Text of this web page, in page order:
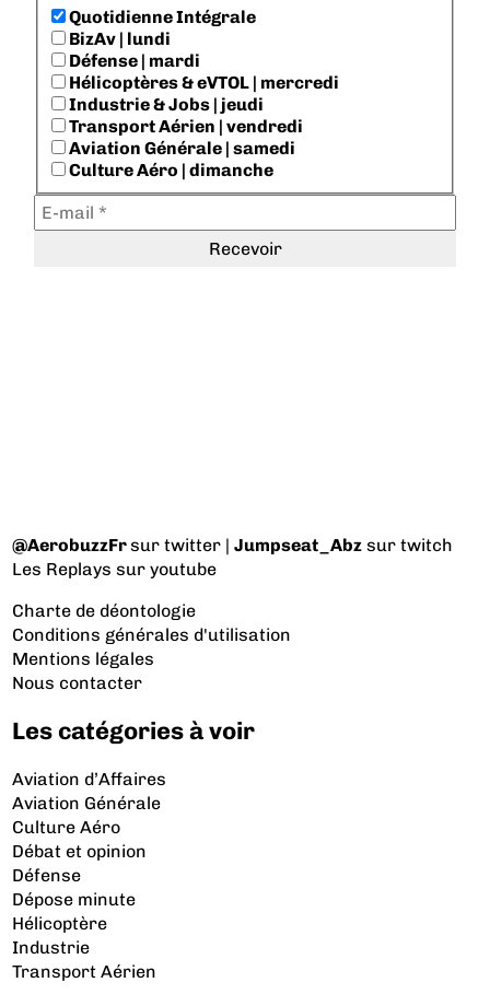
Quotidienne Intégrale
BizAv | lundi
Défense | mardi
Hélicoptères & eVTOL | mercredi
Industrie & Jobs | jeudi
Transport Aérien | vendredi
Aviation Générale | samedi
Culture Aéro | dimanche
@AerobuzzFrsur twitter |Jumpseat_Abz sur twitch
Les Replays sur youtube
Charte de déontologie
Conditions générales d'utilisation
Mentions légales
Nous contacter
Les catégories à voir
Aviation d’Affaires
Aviation Générale
Culture Aéro
Débat et opinion
Défense
Dépose minute
Hélicoptère
Industrie
Transport Aérien